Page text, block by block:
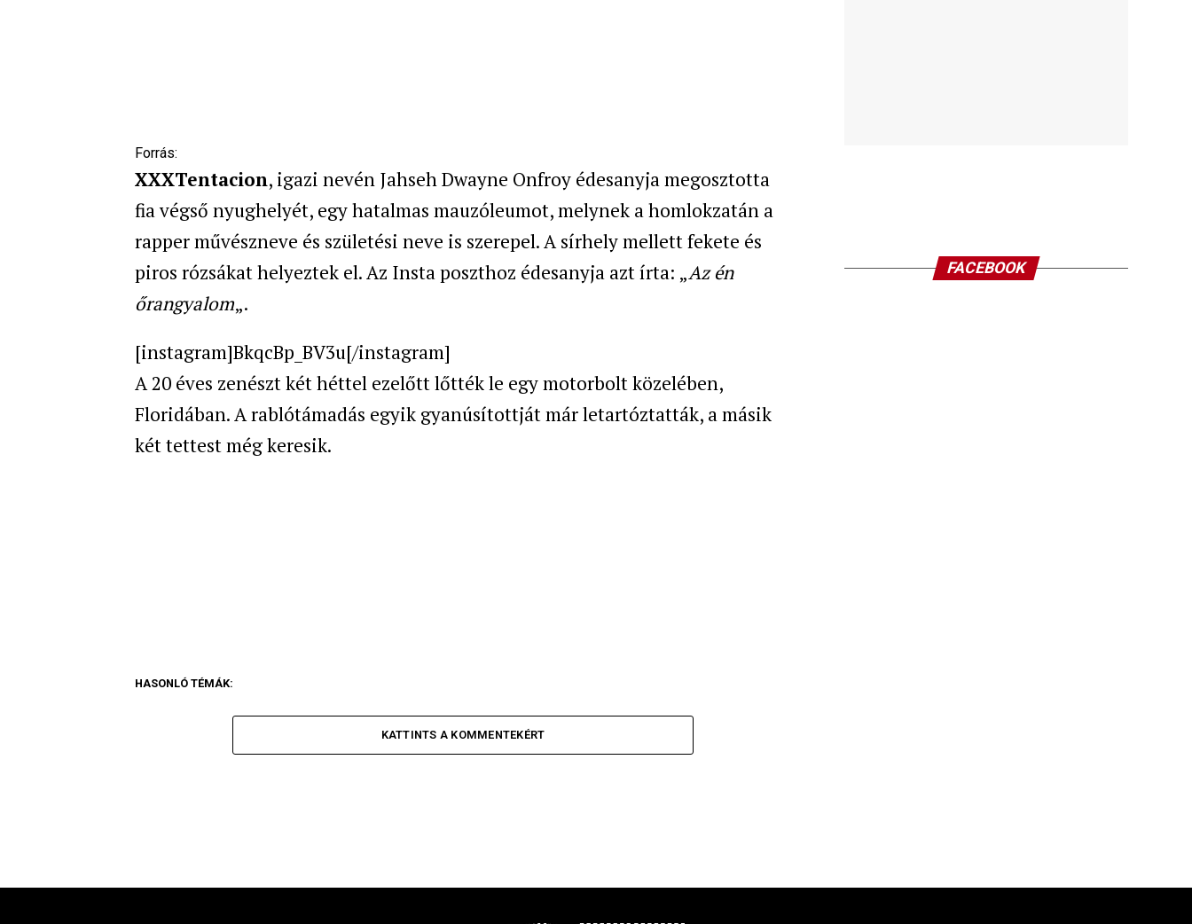
Forrás:
XXXTentacion, igazi nevén Jahseh Dwayne Onfroy édesanyja megosztotta
fia végső nyughelyét, egy hatalmas mauzóleumot, melynek a homlokzatán a
rapper művészneve és születési neve is szerepel. A sírhely mellett fekete és
piros rózsákat helyeztek el. Az Insta poszthoz édesanyja azt írta: „Az én
őrangyalom„.
[instagram]BkqcBp_BV3u[/instagram]
A 20 éves zenészt két héttel ezelőtt lőtték le egy motorbolt közelében,
Floridában. A rablótámadás egyik gyanúsítottját már letartóztatták, a másik
két tettest még keresik.
HASONLÓ TÉMÁK:
KATTINTS A KOMMENTEKÉRT
FACEBOOK